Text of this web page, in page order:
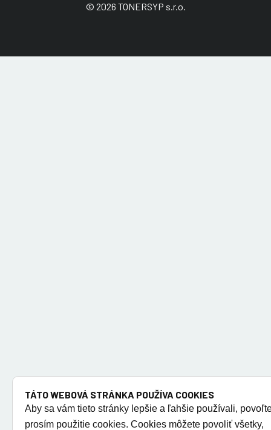
© 2026 TONERSYP s.r.o.
TÁTO WEBOVÁ STRÁNKA POUŽÍVA COOKIES
Aby sa vám tieto stránky lepšie a ľahšie používali,
prosím použitie cookies. Cookies môžete povoliť všetky,